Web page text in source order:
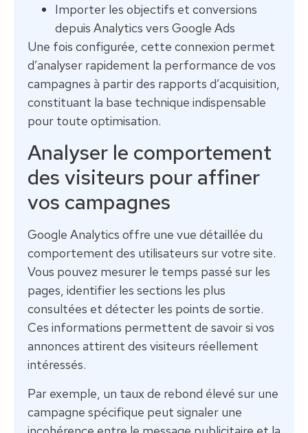
Importer les objectifs et conversions
depuis Analytics vers Google Ads
Une fois configurée, cette connexion permet
d’analyser rapidement la performance de vos
campagnes à partir des rapports d’acquisition,
constituant la base technique indispensable
pour toute optimisation.
Analyser le comportement
des visiteurs pour affiner
vos campagnes
Google Analytics offre une vue détaillée du
comportement des utilisateurs sur votre site.
Vous pouvez mesurer le temps passé sur les
pages, identifier les sections les plus
consultées et détecter les points de sortie.
Ces informations permettent de savoir si vos
annonces attirent des visiteurs réellement
intéressés.
Par exemple, un taux de rebond élevé sur une
campagne spécifique peut signaler une